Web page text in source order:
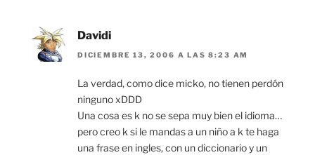
Davidi
DICIEMBRE 13, 2006 A LAS 8:23 AM
La verdad, como dice micko, no tienen perdón
ninguno xDDD
Una cosa es k no se sepa muy bien el idioma…
pero creo k si le mandas a un niño a k te haga
una frase en ingles, con un diccionario y un